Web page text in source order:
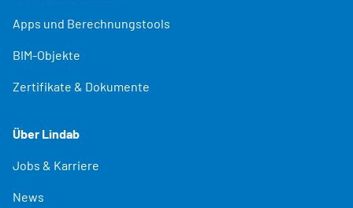
Apps und Berechnungstools
BIM-Objekte
Zertifikate & Dokumente
Über Lindab
Jobs & Karriere
News